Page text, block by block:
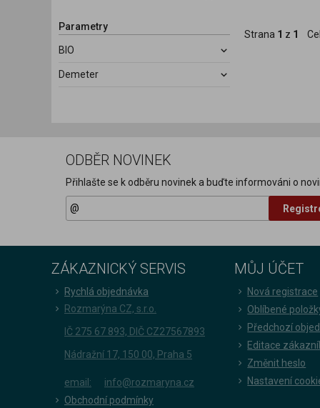
Parametry
BIO
Demeter
Strana 1 z 1
ODBĚR NOVINEK
Přihlašte se k odběru novinek a buďte informováni o
ZÁKAZNICKÝ SERVIS
Rychlá objednávka
Rozmarýna CZ, s.r.o.
IČ 275 67 893, DIČ CZ27567893
Nádražní 17, 150 00, Praha 5
email:
info@rozmaryna.cz
Obchodní podmínky
MŮJ ÚČET
Nová registrace
Oblíbené
Předchozí
Editace
Změnit heslo
Nastavení